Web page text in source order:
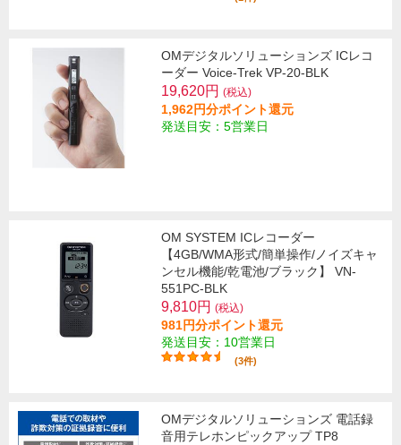
OMデジタルソリューションズ ICレコ
ーダー Voice-Trek VP-20-BLK
19,620円 (税込)
1,962円分ポイント還元
発送目安：5営業日
OM SYSTEM ICレコーダー
【4GB/WMA形式/簡単操作/ノイズキャ
ンセル機能/乾電池/ブラック】 VN-
551PC-BLK
9,810円 (税込)
981円分ポイント還元
発送目安：10営業日
(3件)
OMデジタルソリューションズ 電話録
音用テレホンピックアップ TP8